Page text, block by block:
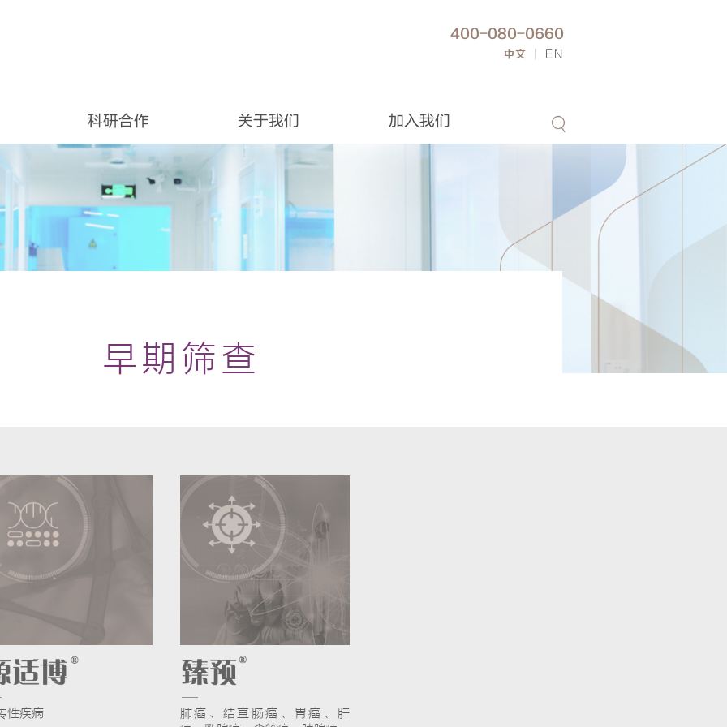
400-080-0660
中文 EN
科研合作 关于我们 加入我们
早期筛查
性疾病
肺癌、结直肠癌、胃癌、肝